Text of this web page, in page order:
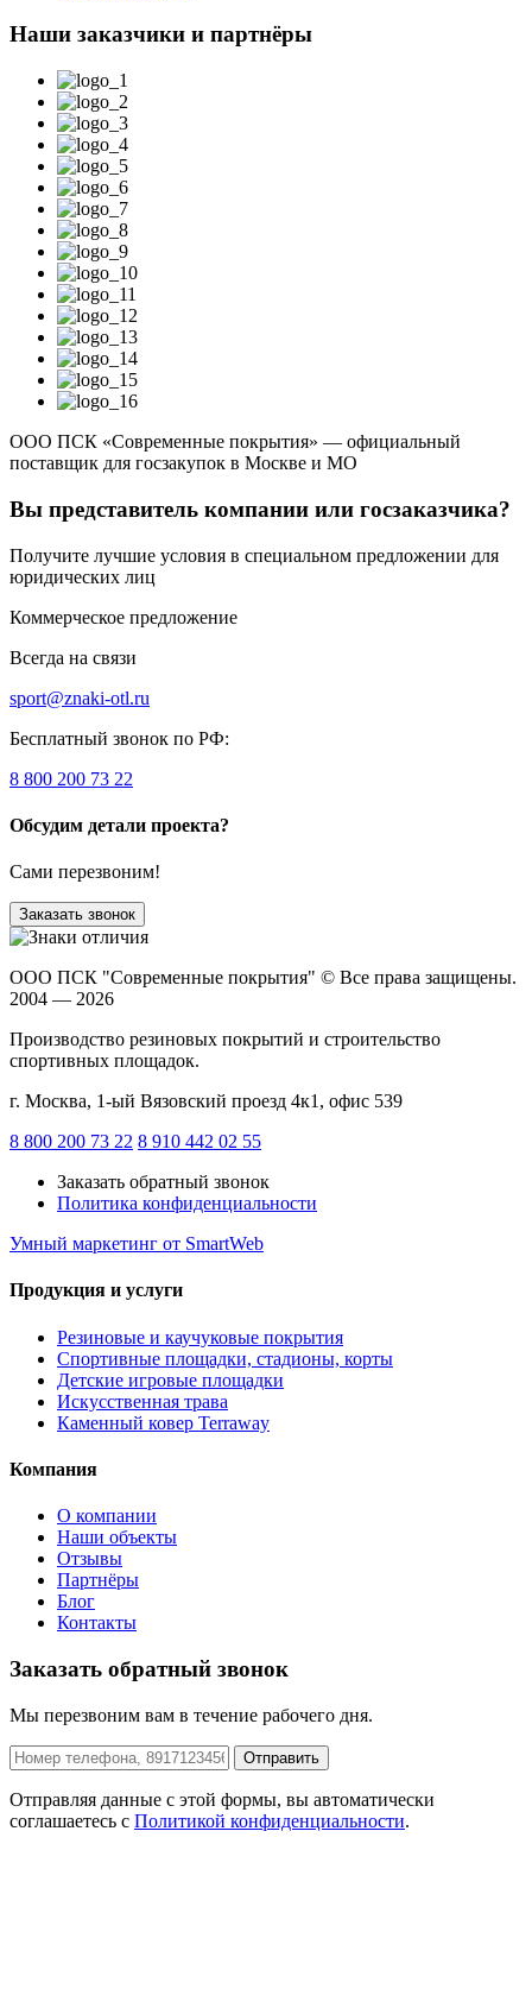
Наши заказчики и партнёры
ООО ПСК «Современные покрытия» — официальный
поставщик для госзакупок в Москве и МО
Вы представитель компании или госзаказчика?
Получите лучшие условия в специальном предложении для
юридических лиц
Коммерческое предложение
Всегда на связи
sport@znaki-otl.ru
Бесплатный звонок по РФ:
8 800 200 73 22
Обсудим детали проекта?
Сами перезвоним!
Заказать звонок
ООО ПСК "Современные покрытия" © Все права защищены.
2004 — 2026
Производство резиновых покрытий и строительство
спортивных площадок.
г. Москва, 1-ый Вязовский проезд 4к1, офис 539
8 800 200 73 22 8 910 442 02 55
Заказать обратный звонок
Политика конфиденциальности
Умный маркетинг от SmartWeb
Продукция и услуги
Резиновые и каучуковые покрытия
Спортивные площадки, стадионы, корты
Детские игровые площадки
Искусственная трава
Каменный ковер Terraway
Компания
О компании
Наши объекты
Отзывы
Партнёры
Блог
Контакты
Заказать обратный звонок
Мы перезвоним вам в течение рабочего дня.
Отправить
Отправляя данные с этой формы, вы автоматически
соглашаетесь с Политикой конфиденциальности.